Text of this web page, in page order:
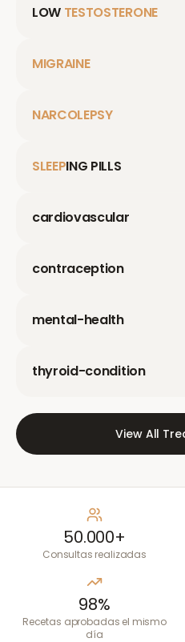
LOW TESTOSTERONE
MIGRAINE
NARCOLEPSY
SLEEPING PILLS
cardiovascular
contraception
mental-health
thyroid-condition
View All
50.000+
Consultas realizadas
98%
Recetas aprobadas el mismo
día